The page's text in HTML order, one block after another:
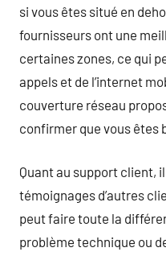
si vous êtes situé en
fournisseurs ont une
certaines zones, ce qui
appels et de l’internet
couverture réseau
confirmer que vous êtes
Quant au support client,
témoignages d’autres
peut faire toute la
problème technique ou